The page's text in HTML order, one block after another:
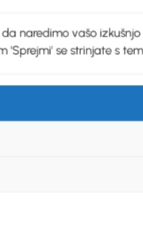
naredimo vašo
'Sprejmi' se strinjate s